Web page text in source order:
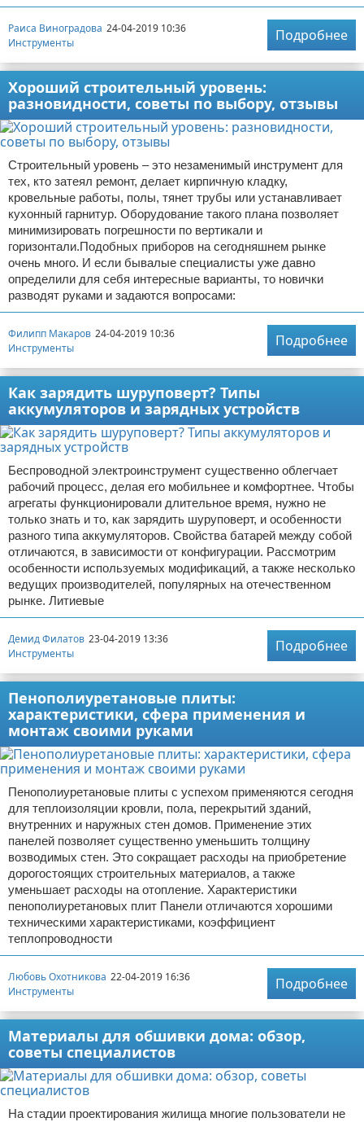
Раиса Виноградова 24-04-2019 10:36
Инструменты
Подробнее
Хороший строительный уровень:
разновидности, советы по выбору, отзывы
Строительный уровень – это незаменимый инструмент для
тех, кто затеял ремонт, делает кирпичную кладку,
кровельные работы, полы, тянет трубы или устанавливает
кухонный гарнитур. Оборудование такого плана позволяет
минимизировать погрешности по вертикали и
горизонтали.Подобных приборов на сегодняшнем рынке
очень много. И если бывалые специалисты уже давно
определили для себя интересные варианты, то новички
разводят руками и задаются вопросами:
Филипп Макаров 24-04-2019 10:36
Инструменты
Подробнее
Как зарядить шуруповерт? Типы
аккумуляторов и зарядных устройств
Беспроводной электроинструмент существенно облегчает
рабочий процесс, делая его мобильнее и комфортнее. Чтобы
агрегаты функционировали длительное время, нужно не
только знать и то, как зарядить шуруповерт, и особенности
разного типа аккумуляторов. Свойства батарей между собой
отличаются, в зависимости от конфигурации. Рассмотрим
особенности используемых модификаций, а также несколько
ведущих производителей, популярных на отечественном
рынке. Литиевые
Демид Филатов 23-04-2019 13:36
Инструменты
Подробнее
Пенополиуретановые плиты:
характеристики, сфера применения и
монтаж своими руками
Пенополиуретановые плиты с успехом применяются сегодня
для теплоизоляции кровли, пола, перекрытий зданий,
внутренних и наружных стен домов. Применение этих
панелей позволяет существенно уменьшить толщину
возводимых стен. Это сокращает расходы на приобретение
дорогостоящих строительных материалов, а также
уменьшает расходы на отопление. Характеристики
пенополиуретановых плит Панели отличаются хорошими
техническими характеристиками, коэффициент
теплопроводности
Любовь Охотникова 22-04-2019 16:36
Инструменты
Подробнее
Материалы для обшивки дома: обзор,
советы специалистов
На стадии проектирования жилища многие пользователи не